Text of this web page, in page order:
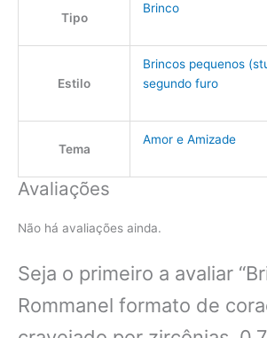
Tipo
Brinco
Estilo
Brincos pequenos
segundo furo
Tema
Amor e Amizade
Avaliações
Não há avaliações ainda.
Seja o primeiro a avaliar
Rommanel formato de